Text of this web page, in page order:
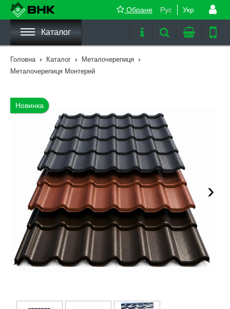
Рус Укр
Обране
Каталог
Головна › Каталог › Металочерепиця ›
Металочерепиця Монтерей
›
Новинка